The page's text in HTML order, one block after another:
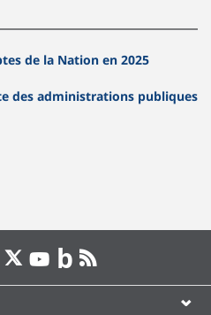
de la Nation en 2025
des administrations publiques